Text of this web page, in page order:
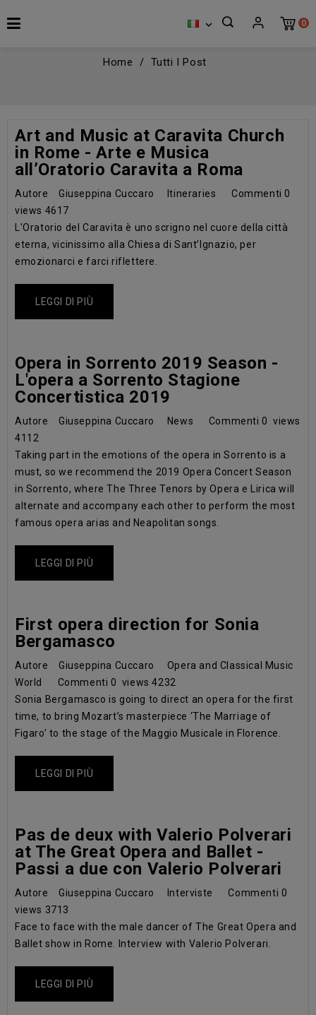
0

Home Tutti I Post
Art and Music at Caravita Church
in Rome - Arte e Musica
all’Oratorio Caravita a Roma
Autore Giuseppina Cuccaro Itineraries Commenti0
views 4617
L'Oratorio del Caravita è uno scrigno nel cuore della città
eterna, vicinissimo alla Chiesa di Sant’Ignazio, per
emozionarci e farci riflettere.
LEGGI DI PIÙ
Opera in Sorrento 2019 Season -
L'opera a Sorrento Stagione
Concertistica 2019
Autore Giuseppina Cuccaro News Commenti0 views
4112
Taking part in the emotions of the opera in Sorrento is a
must, so we recommend the 2019 Opera Concert Season
in Sorrento, where The Three Tenors by Opera e Lirica will
alternate and accompany each other to perform the most
famous opera arias and Neapolitan songs.
LEGGI DI PIÙ
First opera direction for Sonia
Bergamasco
Autore Giuseppina Cuccaro
Opera and Classical Music
World
Commenti0 views4232
Sonia Bergamasco is going to direct an opera for the first
time, to bring Mozart’s masterpiece ‘The Marriage of
Figaro’ to the stage of the Maggio Musicale in Florence.
LEGGI DI PIÙ
Pas de deux with Valerio Polverari
at The Great Opera and Ballet -
Passi a due con Valerio Polverari
Autore Giuseppina Cuccaro Interviste Commenti 0
views 3713
Face to face with the male dancer of The Great Opera and
Ballet show in Rome. Interview with Valerio Polverari.
LEGGI DI PIÙ